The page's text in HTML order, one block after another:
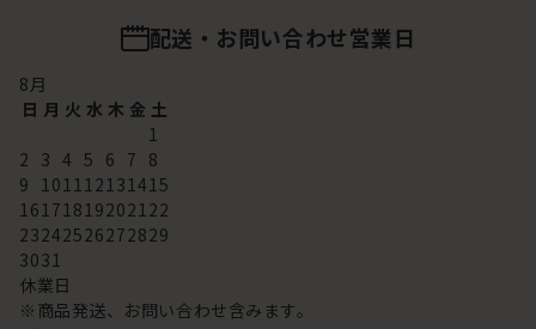
配送・お問い合わせ営業日
8月
日 月 火 水 木 金 土
1
2 3 4 5 6 7 8
9 101112131415
16171819202122
23242526272829
3031
休業日
※商品発送、お問い合わせ含みます。